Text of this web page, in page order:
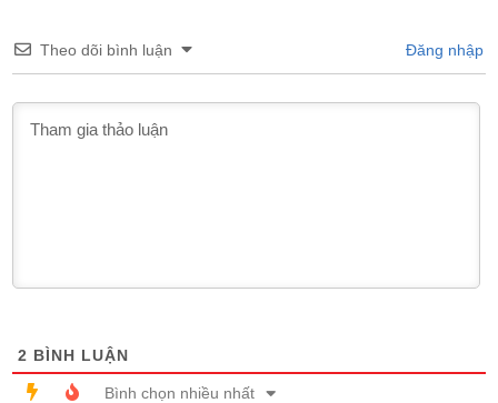
Theo dõi bình luận Đăng nhập
2 BÌNH LUẬN
Bình chọn nhiều nhất